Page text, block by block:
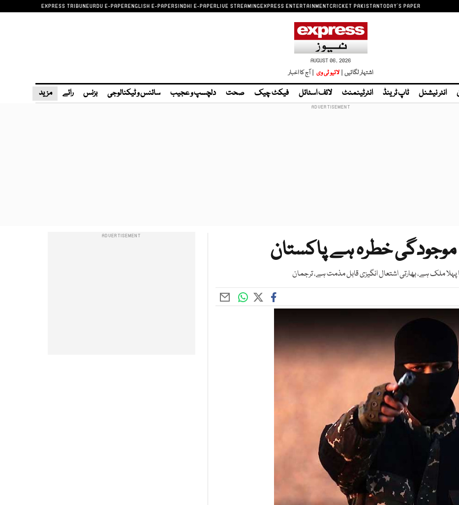
EXPRESS TRIBUNEURDU E-PAPERENGLISH E-PAPERSINDHI E-PAPERLIVE STREAMINGEXPRESS ENTERTAINMENTCRICKET PAKISTANTODAY'S PAPER
AUGUST 06, 2026
اشتہار لگائیں | لائیو ٹی وی | آج کا اخبار
انٹر نیشنل ٹاپ ٹرینڈ انٹرٹینمنٹ لائف اسٹائل فیکٹ چیک صحت دلچسپ و عجیب سائنس و ٹیکنالوجی بزنس رائے مزید
خطرہ ہے پاکستان
ملک ہے، بھارتی اشتعال انگیزی قابل مذمت ہے، ترجمان